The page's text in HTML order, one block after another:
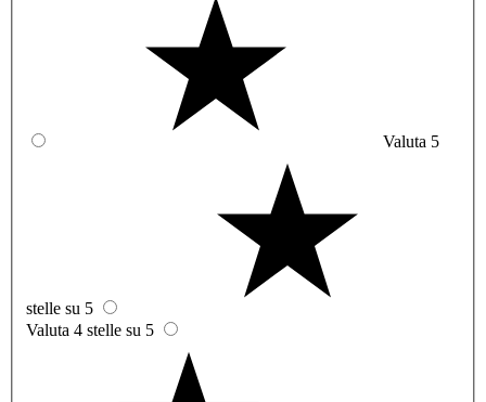
Valuta 5
stelle su 5
Valuta 4 stelle su 5